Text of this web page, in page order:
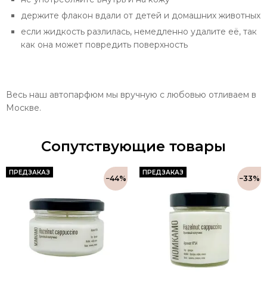
держите флакон вдали от детей и домашних животных
если жидкость разлилась, немедленно удалите её, так
как она может повредить поверхность
Весь наш автопарфюм мы вручную с любовью отливаем в
Москве.
Сопутствующие товары
ПРЕДЗАКАЗ
−44%
ПРЕДЗАКАЗ
−33%